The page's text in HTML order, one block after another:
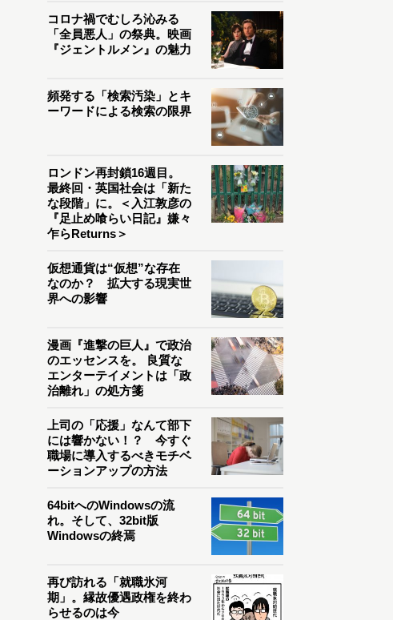
コロナ禍でむしろ沁みる
「全員悪人」の祭典。映画
『ジェントルメン』の魅力
頻発する「検索汚染」とキ
ーワードによる検索の限界
ロンドン再封鎖16週目。
最終回・英国社会は「新た
な段階」に。＜入江敦彦の
『足止め喰らい日記』嫌々
乍らReturns＞
仮想通貨は“仮想”な存在
なのか？ 拡大する現実世
界への影響
漫画『進撃の巨人』で政治
のエッセンスを。 良質な
エンターテイメントは「政
治離れ」の処方箋
上司の「応援」なんて部下
には響かない！？ 今すぐ
職場に導入するべきモチベ
ーションアップの方法
64bitへのWindowsの流
れ。そして、32bit版
Windowsの終焉
再び訪れる「就職氷河
期」。縁故優遇政権を終わ
らせるのは今